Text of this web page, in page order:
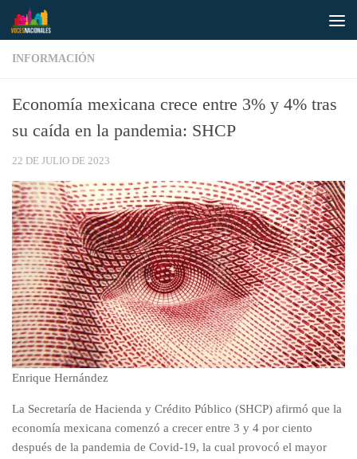
Saltar al contenido
INFORMACIÓN
Economía mexicana crece entre 3% y 4% tras
su caída en la pandemia: SHCP
22 DE JULIO DE 2023
Enrique Hernández
La Secretaría de Hacienda y Crédito Público (SHCP) afirmó que la
economía mexicana comenzó a crecer entre 3 y 4 por ciento
después de la pandemia de Covid-19, la cual provocó el mayor